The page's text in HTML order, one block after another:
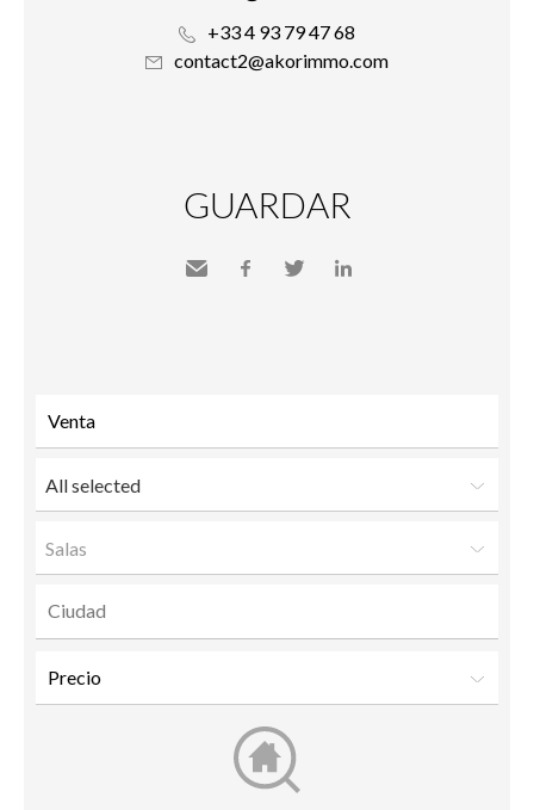
+33 4 93 79 47 68
contact2@akorimmo.com
GUARDAR
All selected
Salas